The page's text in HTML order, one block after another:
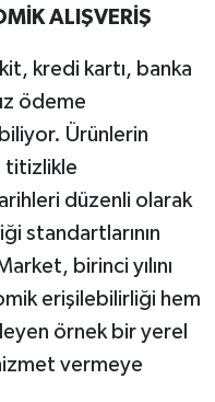
ALIŞVERİŞ
kredi kartı, banka
ödeme
Ürünlerin
titizlikle
düzenli olarak
standartlarının
birinci yılını
erişilebilirliği hem
örnek bir yerel
vermeye